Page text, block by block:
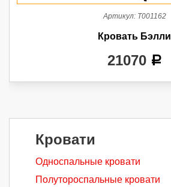
Артикул: Т001162
Кровать Бэлли
21070 a
Кровати
Односпальные кровати
Полутороспальные кровати